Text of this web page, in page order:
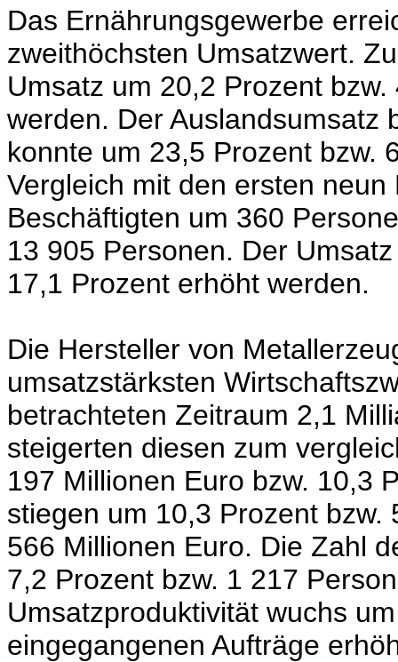
Das Ernährungsgewerbe
zweithöchsten Umsatzwert.
Umsatz um 20,2 Prozent
werden. Der Auslandsumsatz
konnte um 23,5 Prozent bzw.
Vergleich mit den ersten
Beschäftigten um 360
13 905 Personen. Der
17,1 Prozent erhöht werden.
Die Hersteller von
umsatzstärksten
betrachteten Zeitraum 2,1
steigerten diesen zum
197 Millionen Euro bzw. 10,3
stiegen um 10,3 Prozent bzw.
566 Millionen Euro. Die Zahl
7,2 Prozent bzw. 1 217
Umsatzproduktivität wuchs
eingegangenen Aufträge